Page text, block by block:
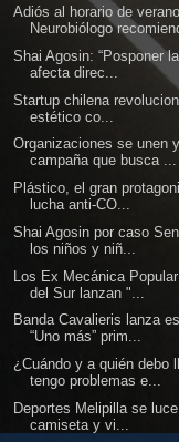
Adiós al horario de
Neurobiólogo
Shai Agosin: “Posponer
afecta direc...
Startup chilena
estético co...
Organizaciones se unen
campaña que busca ...
Plástico, el gran
lucha anti-CO...
Shai Agosin por caso
los niños y niñ...
Los Ex Mecánica
del Sur lanzan "...
Banda Cavalieris lanza
“Uno más” prim...
¿Cuándo y a quién debo
tengo problemas e...
Deportes Melipilla se
camiseta y vi...